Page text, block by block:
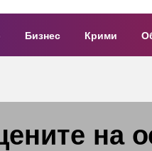
Бизнес Крими
на